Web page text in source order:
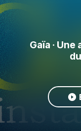
Gaïa ·